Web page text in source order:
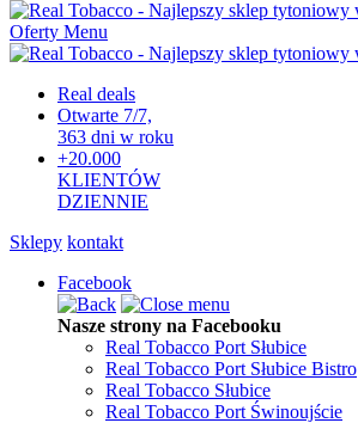
Oferty Menu
Real deals
Otwarte 7/7,
363 dni w roku
+20.000
KLIENTÓW
DZIENNIE
Sklepy kontakt
Facebook
Nasze strony na Facebooku
Real Tobacco Port Słubice
Real Tobacco Port Słubice Bistro
Real Tobacco Słubice
Real Tobacco Port Świnoujście